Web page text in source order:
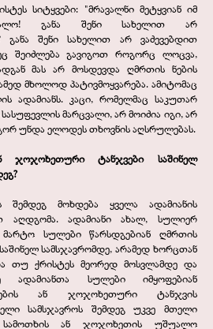
სიტყვები: "მრავალნი მეტყვიან იმ
განა შენი სახელით არ
განა შენი სახელით არ ვაძევებდით
შეიძლება გავიგოთ როგორც ლოცვა,
მას არ მოსდევდა ღმრთის ნების
მხოლოდ პატივმოყვარება. ამიტომაც
ადამიანს. კაცი, რომელმაც საკუთარ
მარცვალი, არ მოიძია იგი, არ
უნდა ელოდეს თხოვნის აღსრულებას.
ჯოჯოხეთური ტანჯვები საშინელ
შემდეგ მოხდება ყველა ადამიანის
აღდგომა. ადამიანი ახალ, სულიერ
სულები წარსდგებიან ღმრთის
სამსჯავრომდე, არამედ ხორცთან
თუ ქრისტეს მეორედ მოსვლამდე და
ადამიანთა სულები იმყოფებიან
ან ჯოჯოხეთური ტანჯვის
სამსჯავროს შემდეგ უკვე მთელი
სამოთხის ან ჯოჯოხეთის უშუალო